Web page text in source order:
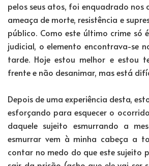
pelos seus atos, foi enquadrado nos
ameaça de morte, resistência e
público. Como este último crime só
judicial, o elemento encontrava-se
tarde. Hoje estou melhor e estou
frente e não desanimar, mas está
Depois de uma experiência desta,
esforçando para esquecer o
daquele sujeito esmurrando a
esmurrar vem à minha cabeça a
contar no medo do que este sujeito